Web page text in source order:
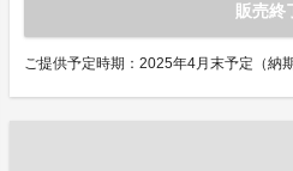
販売終
ご提供予定時期：2025年4月末予定（納